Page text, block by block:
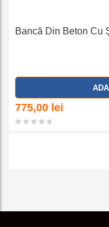
Bancă Din Beton Cu
775,00 lei